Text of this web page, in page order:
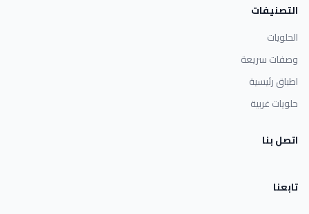
التصنيفات
الحلويات
وصفات سريعة
اطباق رئيسية
حلويات غربية
اتصل بنا
تابعنا